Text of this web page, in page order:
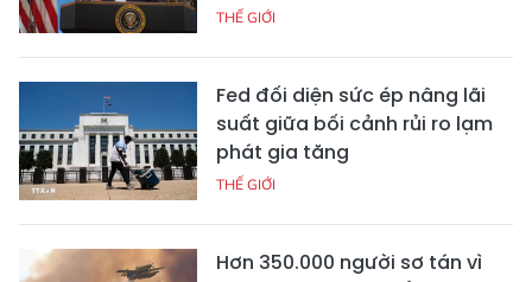
THẾ GIỚI
Fed đối diện sức ép nâng lãi
suất giữa bối cảnh rủi ro lạm
phát gia tăng
THẾ GIỚI
Hơn 350.000 người sơ tán vì